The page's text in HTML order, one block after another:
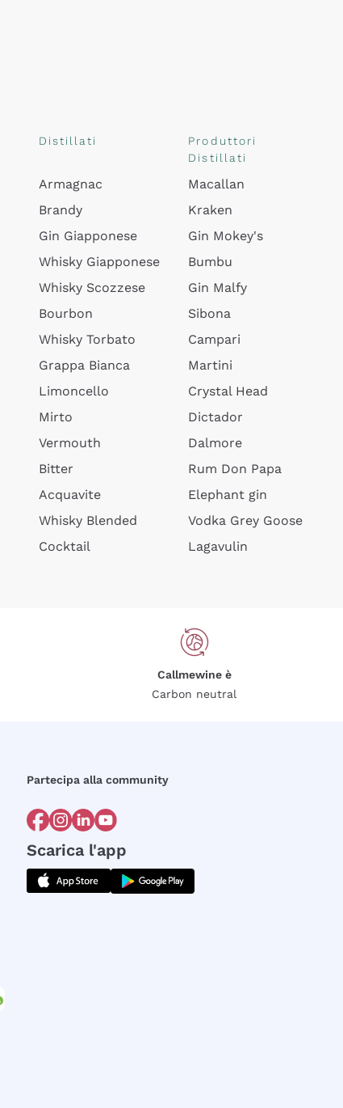
Distillati
Armagnac
Brandy
Gin Giapponese
Whisky Giapponese
Whisky Scozzese
Bourbon
Whisky Torbato
Grappa Bianca
Limoncello
Mirto
Vermouth
Bitter
Acquavite
Whisky Blended
Cocktail
Produttori
Distillati
Macallan
Kraken
Gin Mokey's
Bumbu
Gin Malfy
Sibona
Campari
Martini
Crystal Head
Dictador
Dalmore
Rum Don Papa
Elephant gin
Vodka Grey Goose
Lagavulin
Callmewine è
Carbon neutral
Partecipa alla community
Scarica l'app